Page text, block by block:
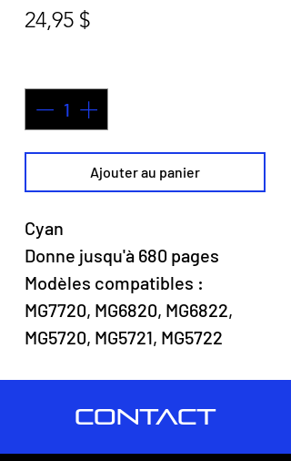
24,95 $Prix
Ajouter au panier
Cyan
Donne jusqu'à 680 pages
Modèles compatibles :
MG7720, MG6820, MG6822,
MG5720, MG5721, MG5722
CONTACT